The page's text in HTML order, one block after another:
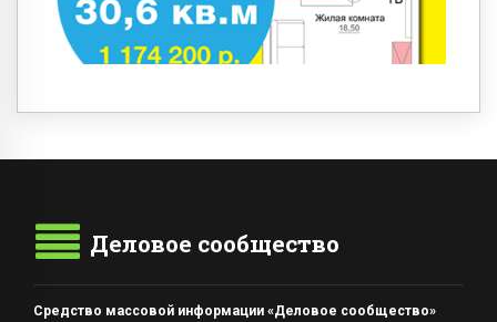
Деловое сообщество
Средство массовой информации «Деловое сообщество»